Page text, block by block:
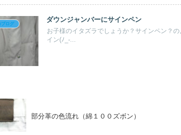
ブログ
ダウンジャンバーにサインペン
お子様のイタズラでしょうか？サインペン？
イン(ﾉ_-...
部分革の色流れ（綿１００ズボン）